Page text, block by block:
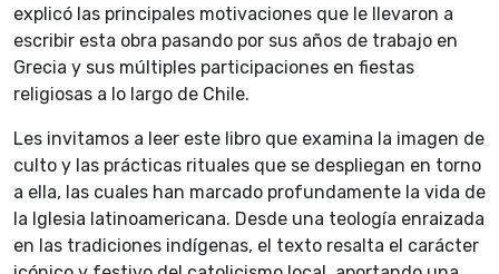
explicó las principales motivaciones que le llevaron a
escribir esta obra pasando por sus años de trabajo en
Grecia y sus múltiples participaciones en fiestas
religiosas a lo largo de Chile.
Les invitamos a leer este libro que examina la imagen de
culto y las prácticas rituales que se despliegan en torno
a ella, las cuales han marcado profundamente la vida de
la Iglesia latinoamericana. Desde una teología enraizada
en las tradiciones indígenas, el texto resalta el carácter